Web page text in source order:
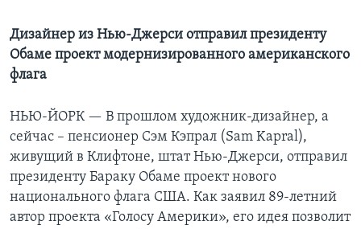
Языки
Дизайнер из Нью-Джерси отправил президенту
Обаме проект модернизированного американского
флага
НЬЮ-ЙОРК — В прошлом художник-дизайнер, а
сейчас – пенсионер Сэм Кэпрал (Sam Kapral),
живущий в Клифтоне, штат Нью-Джерси, отправил
президенту Бараку Обаме проект нового
национального флага США. Как заявил 89-летний
автор проекта «Голосу Америки», его идея позволит